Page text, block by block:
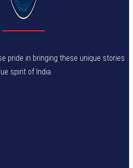
pride in bringing these unique stories
spirit of India.